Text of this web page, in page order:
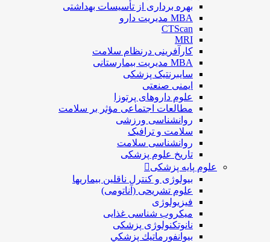
بهره برداری از تأسیسات بهداشتی
MBA مدیریت دارو
CTScan
MRI
کارآفرینی درنظام سلامت
MBA مدیریت بیمارستانی
سایبرنتیک پزشکی
ایمنی صنعتی
علوم داروهای پرتوزا
مطالعات اجتماعی مؤثر بر سلامت
روانشناسی ورزشی
سلامت و ترافیک
روانشناسی سلامت
تاریخ علوم پزشکی
علوم پایه پزشکی
بیولوژی و کنترل ناقلین بیماریها
علوم تشریحی (آناتومی)
فیزیولوژی
ميكروب شناسی غذایی
نانوتکنولوژی پزشکی
بيوانفورماتيك پزشكي